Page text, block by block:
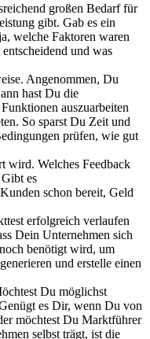
großen Bedarf für
gibt. Gab es ein
welche Faktoren waren
und was
Angenommen, Du
hast Du die
auszuarbeiten
So sparst Du Zeit und
prüfen, wie gut
wird. Welches Feedback
es
schon bereit, Geld
erfolgreich verlaufen
Dein Unternehmen sich
benötigt wird, um
und erstelle einen
Du möglichst
es Dir, wenn Du von
möchtest Du Marktführer
selbst trägt, ist die